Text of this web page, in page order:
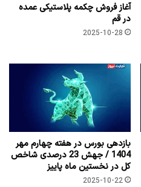
آغاز فروش چکمه پلاستیکی عمده
در قم
2025-10-28
بازدهی بورس در هفته چهارم مهر
1404 / جهش 23 درصدی شاخص
کل در نخستین ماه پاییز
2025-10-22